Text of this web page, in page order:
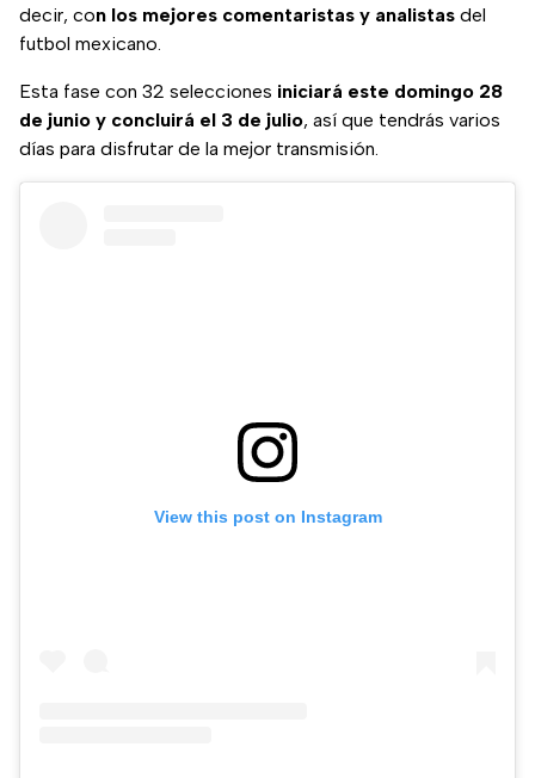
decir, con los mejores comentaristas y analistas del
futbol mexicano.
Esta fase con 32 selecciones iniciará este domingo 28
de junio y concluirá el 3 de julio, así que tendrás varios
días para disfrutar de la mejor transmisión.
View this post on Instagram